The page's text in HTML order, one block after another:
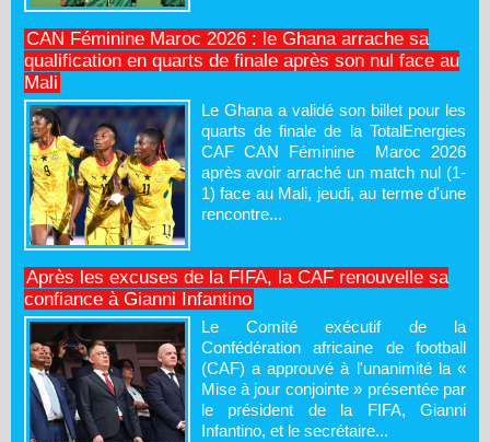
CAN Féminine Maroc 2026 : le Ghana arrache sa
qualification en quarts de finale après son nul face au
Mali
Le Ghana a validé son billet pour les
quarts de finale de la TotalEnergies
CAF CAN Féminine Maroc 2026
après avoir arraché un match nul (1-
1) face au Mali, jeudi, au terme d'une
rencontre...
Après les excuses de la FIFA, la CAF renouvelle sa
confiance à Gianni Infantino
Le Comité exécutif de la
Confédération africaine de football
(CAF) a approuvé à l'unanimité la «
Mise à jour conjointe » présentée par
le président de la FIFA, Gianni
Infantino, et le secrétaire...